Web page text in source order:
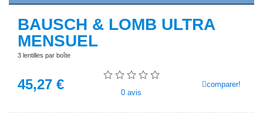
BAUSCH & LOMB ULTRA
MENSUEL
3 lentilles par boîte
45,27 €
0 avis
comparer!